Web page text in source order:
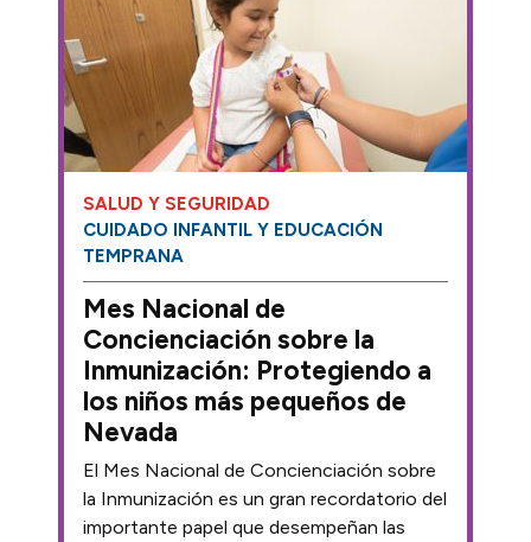
SALUD Y SEGURIDAD
CUIDADO INFANTIL Y EDUCACIÓN
TEMPRANA
Mes Nacional de
Concienciación sobre la
Inmunización: Protegiendo a
los niños más pequeños de
Nevada
El Mes Nacional de Concienciación sobre
la Inmunización es un gran recordatorio del
importante papel que desempeñan las